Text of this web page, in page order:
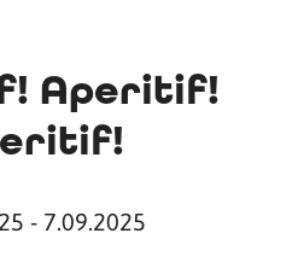
Aperitif!
- 7.09.2025